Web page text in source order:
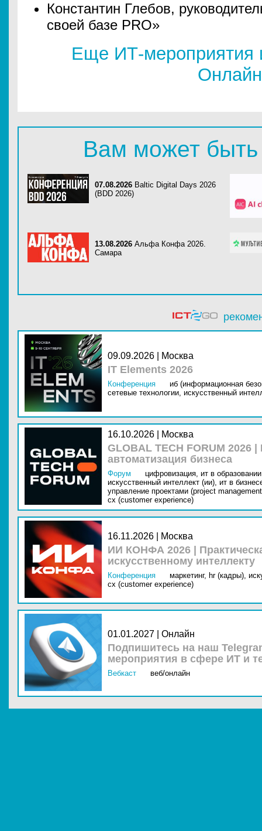
Константин Глебов,
своей базе PRO»
Еще ИТ-мероприятия
Онлайн
Вам может быть
07.08.2026 Baltic Digital Days 2026
(BDD 2026)
13.08.2026 Альфа Конфа 2026.
Самара
09.09.2026 | Москва
IT Elements 2026
Конференция
иб (информационная
сетевые технологии, искусственный
16.10.2026 | Москва
GLOBAL TECH FORUM
автоматизация бизнеса
Форум цифровизация, ит в
искусственный интеллект (ии), ит в
управление проектами (project
cx (customer experience)
16.11.2026 | Москва
ИИ КОНФА 2026 |
искусственному интеллекту
Конференция маркетинг, hr (кадры),
cx (customer experience)
01.01.2027 | Онлайн
Подпишитесь на наш
мероприятия в сфере ИТ и
Вебкаст веб/онлайн